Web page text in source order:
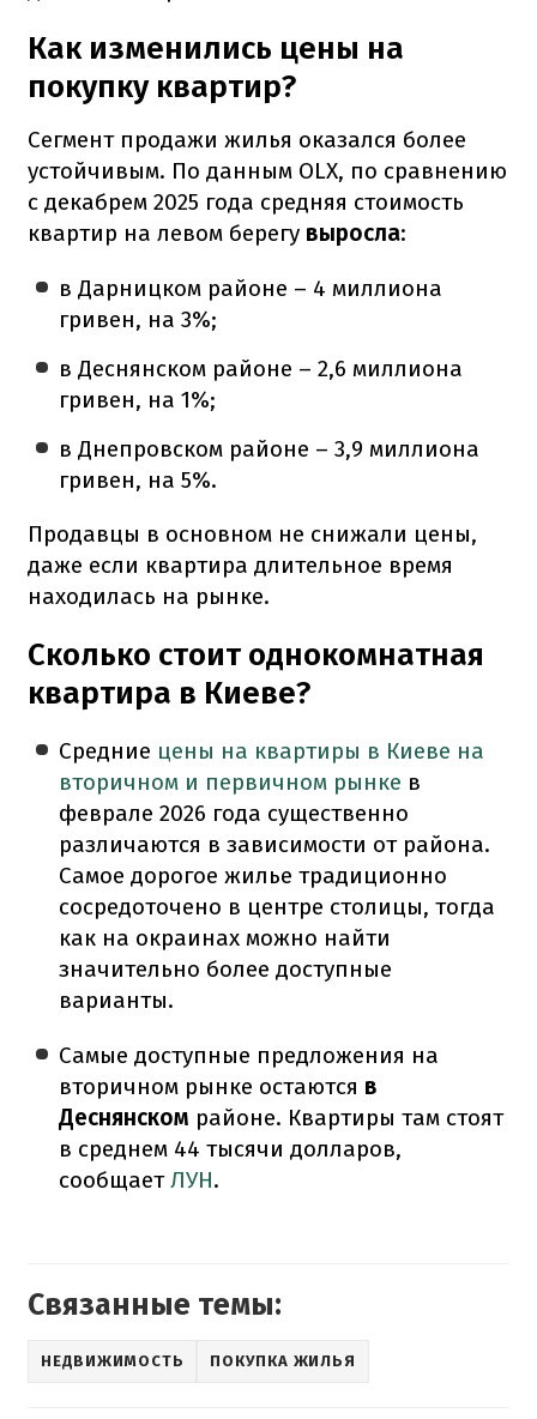
Как изменились цены на
покупку квартир?
Сегмент продажи жилья оказался более
устойчивым. По данным OLX, по сравнению
с декабрем 2025 года средняя стоимость
квартир на левом берегу выросла:
в Дарницком районе – 4 миллиона
гривен, на 3%;
в Деснянском районе – 2,6 миллиона
гривен, на 1%;
в Днепровском районе – 3,9 миллиона
гривен, на 5%.
Продавцы в основном не снижали цены,
даже если квартира длительное время
находилась на рынке.
Сколько стоит однокомнатная
квартира в Киеве?
Средние цены на квартиры в Киеве на
вторичном и первичном рынке в
феврале 2026 года существенно
различаются в зависимости от района.
Самое дорогое жилье традиционно
сосредоточено в центре столицы, тогда
как на окраинах можно найти
значительно более доступные
варианты.
Самые доступные предложения на
вторичном рынке остаются в
Деснянском районе. Квартиры там стоят
в среднем 44 тысячи долларов,
сообщаетЛУН.
Связанные темы:
НЕДВИЖИМОСТЬ ПОКУПКА ЖИЛЬЯ